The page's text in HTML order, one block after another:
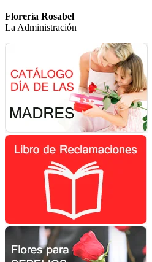
Florería Rosabel
La Administración